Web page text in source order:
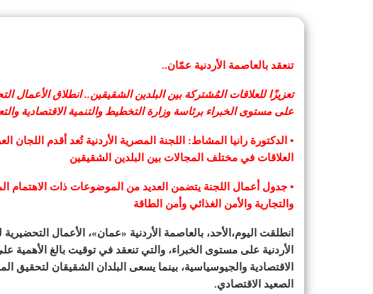
تنعقد بالعاصمة الأردنية عمّان..
على مستوى الخبراء برئاسة وزارة التخطيط والتنمية الاقتصادية
• الدكتورة رانيا المشاط: اللجنة المصرية الأردنية تُعد أقدم اللجان
العلاقات في مختلف المجالات بين البلدين الشقيقين
• جدول أعمال اللجنة يتضمن العديد من الموضوعات ذات الاهتمام
والتجارية والأمن الغذائي وأمن الطاقة
انطلقت اليوم،الأحد، بالعاصمة الأردنية «عمان»، الأعمال التحضيرية
الأردنية على مستوى الخبراء، والتي تنعقد في توقيت بالغ الأهمية
الاقتصادية والجيوسياسية، بينما يسعى البلدان الشقيقان لتحقيق
الصعيد الاقتصادي.